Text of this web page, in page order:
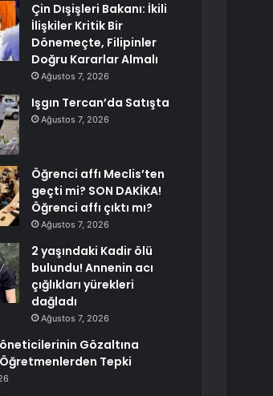
Çin Dışişleri Bakanı: İkili
İlişkiler Kritik Bir
Dönemeçte, Filipinler
Doğru Kararlar Almalı
Ağustos 7, 2026
Işgın Tercan’da Satışta
Ağustos 7, 2026
Öğrenci affı Meclis’ten
geçti mi? SON DAKİKA!
Öğrenci affı çıktı mı?
Ağustos 7, 2026
2 yaşındaki Kadir ölü
bulundu! Annenin acı
çığlıkları yürekleri
dağladı
Ağustos 7, 2026
Gözaltına
Öğretmenlerden Tepki